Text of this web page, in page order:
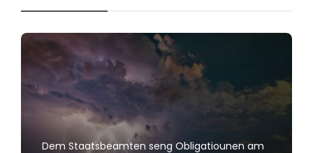
Dem Staatsbeamten seng Obligatiounen am